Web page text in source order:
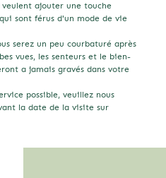
ajouter une touche
sont férus d'un mode de vie
serez un peu courbaturé après
vues, les senteurs et le bien-
a jamais gravés dans votre
possible, veuillez nous
la date de la visite sur